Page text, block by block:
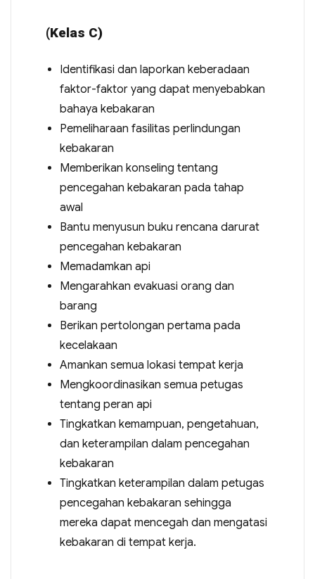
(Kelas C)
Identifikasi dan laporkan keberadaan
faktor-faktor yang dapat menyebabkan
bahaya kebakaran
Pemeliharaan fasilitas perlindungan
kebakaran
Memberikan konseling tentang
pencegahan kebakaran pada tahap
awal
Bantu menyusun buku rencana darurat
pencegahan kebakaran
Memadamkan api
Mengarahkan evakuasi orang dan
barang
Berikan pertolongan pertama pada
kecelakaan
Amankan semua lokasi tempat kerja
Mengkoordinasikan semua petugas
tentang peran api
Tingkatkan kemampuan, pengetahuan,
dan keterampilan dalam pencegahan
kebakaran
Tingkatkan keterampilan dalam petugas
pencegahan kebakaran sehingga
mereka dapat mencegah dan mengatasi
kebakaran di tempat kerja.